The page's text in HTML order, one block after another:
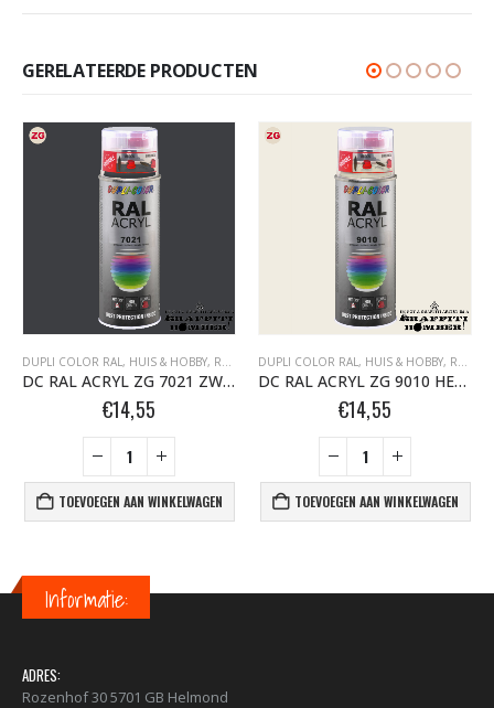
GERELATEERDE PRODUCTEN
BOMBER.NL,MOTIP SPUITBUSSEN
, MOTIP HITTEBESTENDIGE LAK 800°C BOMBER.NL,MOTIP SPUITBUSSEN
DUPLI COLOR RAL , HUIS & HOBBY, RAL ZIJDEGLANS
DC RAL ACRYL ZG 7021 ZWART-GRIJS 400 ML
€14,55
TOEVOEGEN AAN WINKELWAGEN
DUPLI COLOR RAL , HUIS & HOBBY, RAL
DC RAL ACRYL ZG 9010 HELDER-WIT 400 ML
€14,55
TOEVOEGEN AAN WINKELWAGEN
Informatie:
ADRES:
Rozenhof 30 5701 GB Helmond